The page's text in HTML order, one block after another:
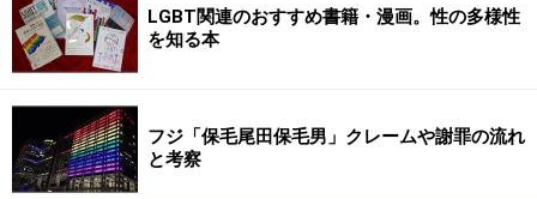
LGBT関連のおすすめ書籍・漫画。性の多様性
を知る本
フジ「保毛尾田保毛男」クレームや謝罪の流れ
と考察